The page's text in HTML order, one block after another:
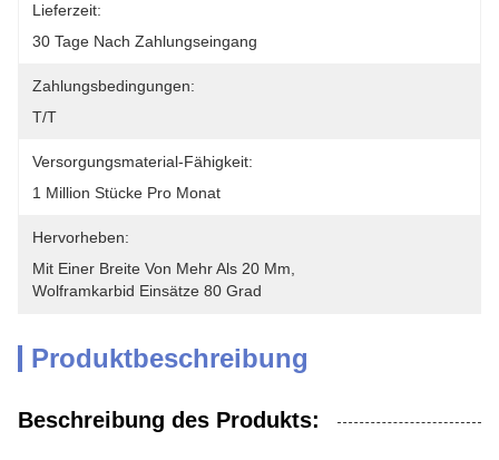
Lieferzeit:
30 Tage Nach Zahlungseingang
Zahlungsbedingungen:
T/T
Versorgungsmaterial-Fähigkeit:
1 Million Stücke Pro Monat
Hervorheben:
Mit Einer Breite Von Mehr Als 20 Mm
Wolframkarbid Einsätze 80 Grad
Produktbeschreibung
Beschreibung des Produkts: